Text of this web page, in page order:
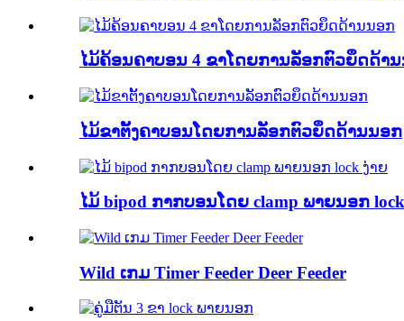
ໄມ້ຄ້ອນຄາບອນ 4 ຂາໂດຍການລັອກຕົວຍຶດດ້າ
ໄມ້ຂາຕັ້ງຄາບອນໂດຍການລັອກຕົວຍຶດດ້ານນອກ
ໄມ້ bipod ກາກບອນໂດຍ clamp ພາຍນອກ
Wild ເກມ Timer Feeder Deer Feeder